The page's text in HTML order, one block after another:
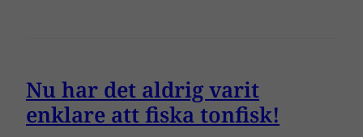
Nu har det aldrig varit
enklare att fiska tonfisk!